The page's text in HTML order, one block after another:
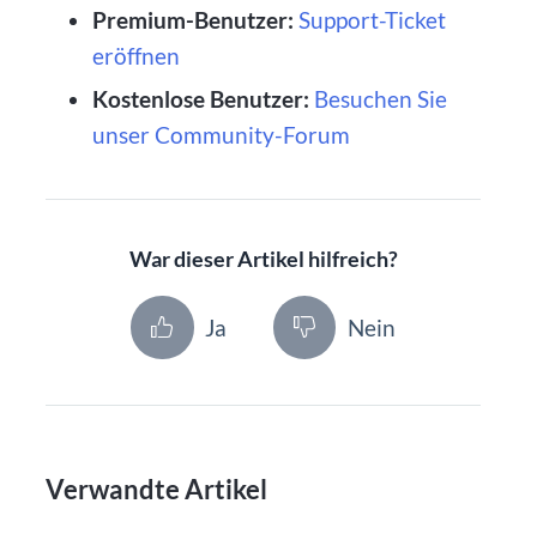
Premium-Benutzer: Support-Ticket
eröffnen
Kostenlose Benutzer: Besuchen Sie
unser Community-Forum
War dieser Artikel hilfreich?
Ja Nein
Verwandte Artikel